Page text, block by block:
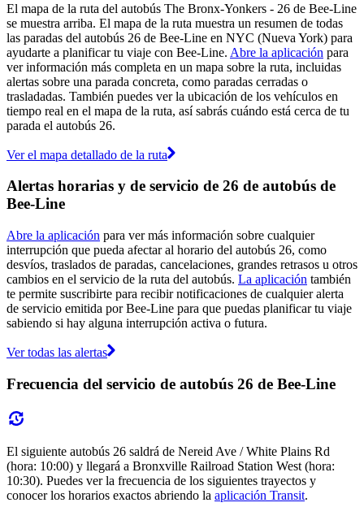
El mapa de la ruta del autobús The Bronx-Yonkers - 26 de Bee-Line
se muestra arriba. El mapa de la ruta muestra un resumen de todas
las paradas del autobús 26 de Bee-Line en NYC (Nueva York) para
ayudarte a planificar tu viaje con Bee-Line. Abre la aplicación para
ver información más completa en un mapa sobre la ruta, incluidas
alertas sobre una parada concreta, como paradas cerradas o
trasladadas. También puedes ver la ubicación de los vehículos en
tiempo real en el mapa de la ruta, así sabrás cuándo está cerca de tu
parada el autobús 26.
Ver el mapa detallado de la ruta
Alertas horarias y de servicio de 26 de autobús de
Bee-Line
Abre la aplicación para ver más información sobre cualquier
interrupción que pueda afectar al horario del autobús 26, como
desvíos, traslados de paradas, cancelaciones, grandes retrasos u otros
cambios en el servicio de la ruta del autobús. La aplicación también
te permite suscribirte para recibir notificaciones de cualquier alerta
de servicio emitida por Bee-Line para que puedas planificar tu viaje
sabiendo si hay alguna interrupción activa o futura.
Ver todas las alertas
Frecuencia del servicio de autobús 26 de Bee-Line
El siguiente autobús 26 saldrá de Nereid Ave / White Plains Rd
(hora: 10:00) y llegará a Bronxville Railroad Station West (hora:
10:30). Puedes ver la frecuencia de los siguientes trayectos y
conocer los horarios exactos abriendo la aplicación Transit.